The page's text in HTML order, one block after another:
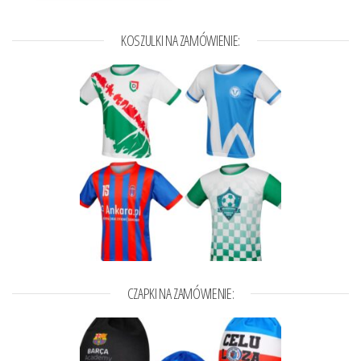
KOSZULKI NA ZAMÓWIENIE:
CZAPKI NA ZAMÓWIENIE: